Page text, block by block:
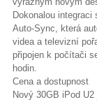
Dokonalou
Auto-Sync, která
videa a televizní
připojen k počítači
hodin.
Cena a dostupnost
Nový 30GB iPod